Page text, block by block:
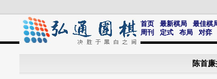
首页 最新棋局
最佳棋
周刊
定式 布局 对弈
陈首